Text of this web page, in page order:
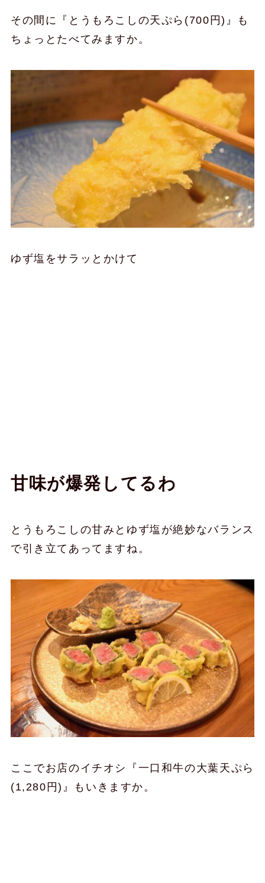
その間に『とうもろこしの天ぷら(700円)』も
ちょっとたべてみますか。
ゆず塩をサラッとかけて
甘味が爆発してるわ
とうもろこしの甘みとゆず塩が絶妙なバランス
で引き立てあってますね。
ここでお店のイチオシ『一口和牛の大葉天ぷら
(1,280円)』もいきますか。